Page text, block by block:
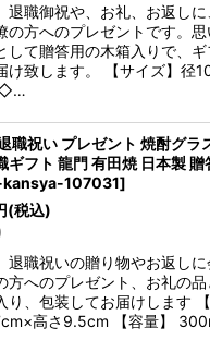
退職御祝や、お礼、お返し
の方へのプレゼントです。
して贈答用の木箱入りで、
け致します。 【サイズ】径
◇…
職祝い プレゼント 焼酎グラ
ギフト 龍門 有田焼 日本製 贈
107031]
(税込)
退職祝いの贈り物やお返し
方へのプレゼント、お礼の
り、包装してお届けします 【
高さ9.5cm 【容量】